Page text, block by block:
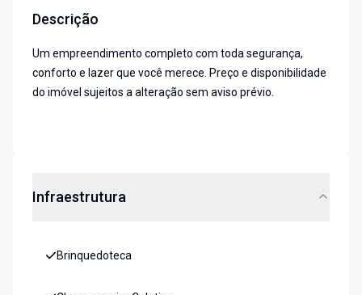
Descrição
Um empreendimento completo com toda segurança,
conforto e lazer que você merece. Preço e disponibilidade
do imóvel sujeitos a alteração sem aviso prévio.
Infraestrutura
Brinquedoteca